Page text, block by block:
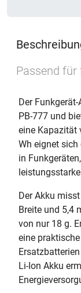
Passend für
Der
PB-777 und
eine Kapazität
Wh eignet
in
Der Akku
Breite und 5,4
von nur 18 g.
eine
Li-Ion Akku